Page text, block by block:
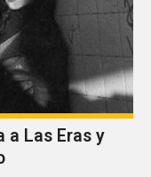
a Las Eras y